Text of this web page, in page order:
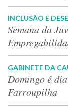
INCLUSÃO E
Semana da
GABINETE DA
Domingo é
Farroupilha